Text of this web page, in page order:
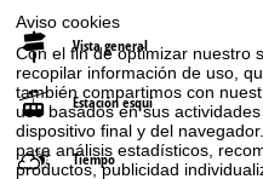
Aviso cookies
Con el fin de optimizar nuestro
recopilar información de uso,
también compartimos con
uso basados en sus
dispositivo final y del
para análisis estadísticos,
productos, publicidad
Vista general
Estación esquí
Tiempo